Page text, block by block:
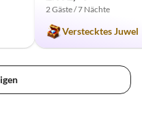
2 Gäste / 7 Nächte
Verstecktes Juwel